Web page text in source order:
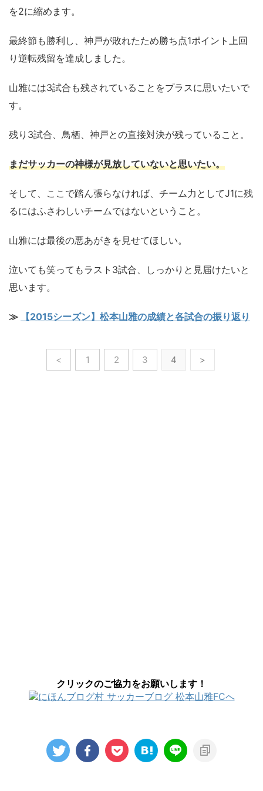
を2に縮めます。
最終節も勝利し、神戸が敗れたため勝ち点1ポイント上回
り逆転残留を達成しました。
山雅には3試合も残されていることをプラスに思いたいで
す。
残り3試合、鳥栖、神戸との直接対決が残っていること。
まだサッカーの神様が見放していないと思いたい。
そして、ここで踏ん張らなければ、チーム力としてJ1に残
るにはふさわしいチームではないということ。
山雅には最後の悪あがきを見せてほしい。
泣いても笑ってもラスト3試合、しっかりと見届けたいと
思います。
≫ 【2015シーズン】松本山雅の成績と各試合の振り返り
< 1 2 3 4 >
クリックのご協力をお願いします！